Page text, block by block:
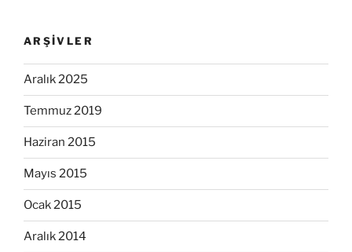
ARŞIVLER
Aralık 2025
Temmuz 2019
Haziran 2015
Mayıs 2015
Ocak 2015
Aralık 2014